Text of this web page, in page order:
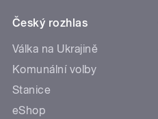
Český rozhlas
Válka na Ukrajině
Komunální volby
Stanice
eShop